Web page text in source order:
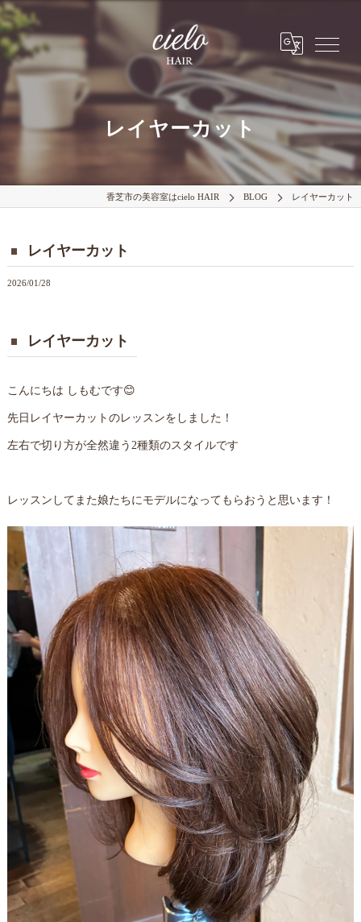
レイヤーカット
香芝市の美容室はcielo HAIR BLOG レイヤーカット
レイヤーカット
2026/01/28
レイヤーカット
こんにちは しもむです😊
先日レイヤーカットのレッスンをしました！
左右で切り方が全然違う2種類のスタイルです
レッスンしてまた娘たちにモデルになってもらおうと思います！